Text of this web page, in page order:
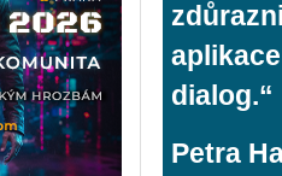
dialog.“
Petra